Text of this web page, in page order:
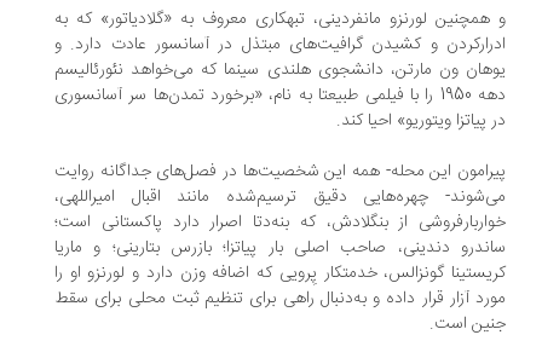
لورنزو مانفردینی، تبهکاری معروف به «گلادیاتور» که به
و کشیدن گرافیت‌های مبتذل در آسانسور عادت دارد. و
ون مارتن، دانشجوی هلندی سینما که می‌خواهد نئورئالیسم
دهه 1950 را با فیلمی طبیعتا به نام، «برخورد تمدن‌ها سر آسانسوری
پیاتزا ویتوریو» احیا کند.
این محله- همه این شخصیت‌ها در فصل‌های جداگانه روایت
چهره‌هایی دقیق ترسیم‌شده مانند اقبال امیراللهی،
از بنگلادش، که بنه‌دتا اصرار دارد پاکستانی است؛
دندینی، صاحب اصلی بار پیاتزا؛ بازرس بتارینی؛ و ماریا
گونزالس، خدمتکار پِرویی که اضافه وزن دارد و لورنزو او را
آزار قرار داده و به‌دنبال راهی برای تنظیم ثبت محلی برای سقط
است.